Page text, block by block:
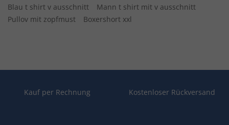
Blau t shirt v ausschnitt
Mann t shirt mit v ausschnitt
Pullov mit zopfmust
Boxershort xxl
Kauf per Rechnung Kostenloser Rückversand